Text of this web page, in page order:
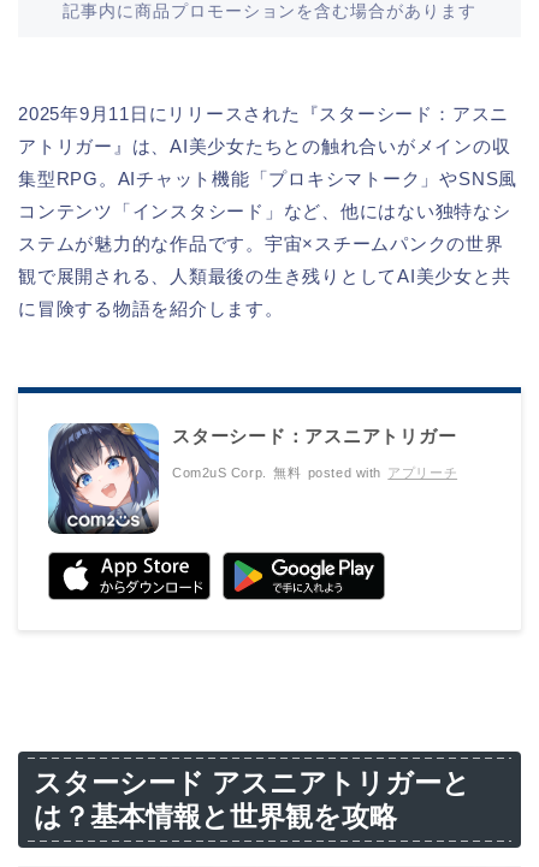
記事内に商品プロモーションを含む場合があります
2025年9月11日にリリースされた『スターシード：アスニ
アトリガー』は、AI美少女たちとの触れ合いがメインの収
集型RPG。AIチャット機能「プロキシマトーク」やSNS風
コンテンツ「インスタシード」など、他にはない独特なシ
ステムが魅力的な作品です。宇宙×スチームパンクの世界
観で展開される、人類最後の生き残りとしてAI美少女と共
に冒険する物語を紹介します。
スターシード：アスニアトリガー
Com2uS Corp. 無料 posted with アプリーチ
スターシード アスニアトリガーと
は？基本情報と世界観を攻略